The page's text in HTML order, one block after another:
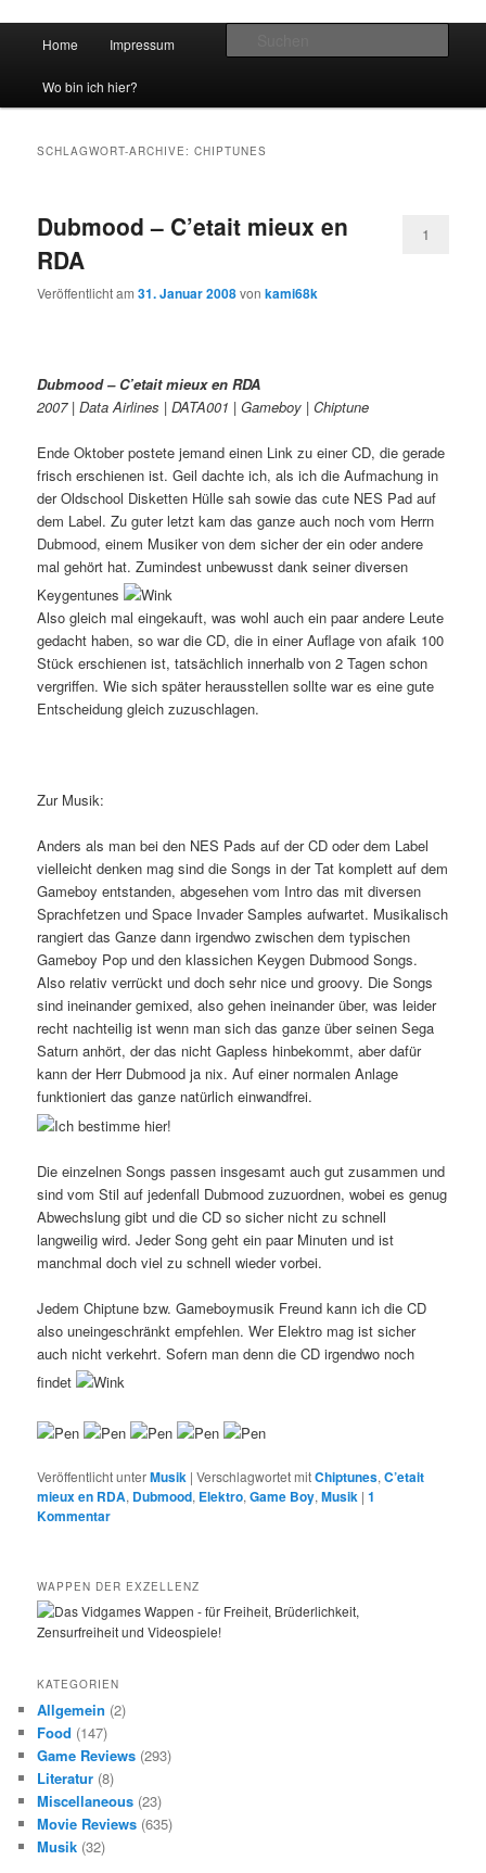
vidgames.de
Zum Inhalt wechseln
Zum sekundären Inhalt wechseln
Home Impressum
Wo bin ich hier?
SCHLAGWORT-ARCHIVE:CHIPTUNES
Dubmood – C’etait mieux en
RDA
Veröffentlicht am31. Januar 2008vonkami68k
1
Dubmood – C’etait mieux en RDA
2007 | Data Airlines | DATA001 | Gameboy | Chiptune
Ende Oktober postete jemand einen Link zu einer CD, die gerade
frisch erschienen ist. Geil dachte ich, als ich die Aufmachung in
der Oldschool Disketten Hülle sah sowie das cute NES Pad auf
dem Label. Zu guter letzt kam das ganze auch noch vom Herrn
Dubmood, einem Musiker von dem sicher der ein oder andere
mal gehört hat. Zumindest unbewusst dank seiner diversen
Keygentunes
Also gleich mal eingekauft, was wohl auch ein paar andere Leute
gedacht haben, so war die CD, die in einer Auflage von afaik 100
Stück erschienen ist, tatsächlich innerhalb von 2 Tagen schon
vergriffen. Wie sich später herausstellen sollte war es eine gute
Entscheidung gleich zuzuschlagen.
Zur Musik:
Anders als man bei den NES Pads auf der CD oder dem Label
vielleicht denken mag sind die Songs in der Tat komplett auf dem
Gameboy entstanden, abgesehen vom Intro das mit diversen
Sprachfetzen und Space Invader Samples aufwartet. Musikalisch
rangiert das Ganze dann irgendwo zwischen dem typischen
Gameboy Pop und den klassichen Keygen Dubmood Songs.
Also relativ verrückt und doch sehr nice und groovy. Die Songs
sind ineinander gemixed, also gehen ineinander über, was leider
recht nachteilig ist wenn man sich das ganze über seinen Sega
Saturn anhört, der das nicht Gapless hinbekommt, aber dafür
kann der Herr Dubmood ja nix. Auf einer normalen Anlage
funktioniert das ganze natürlich einwandfrei.
Die einzelnen Songs passen insgesamt auch gut zusammen und
sind vom Stil auf jedenfall Dubmood zuzuordnen, wobei es genug
Abwechslung gibt und die CD so sicher nicht zu schnell
langweilig wird. Jeder Song geht ein paar Minuten und ist
manchmal doch viel zu schnell wieder vorbei.
Jedem Chiptune bzw. Gameboymusik Freund kann ich die CD
also uneingeschränkt empfehlen. Wer Elektro mag ist sicher
auch nicht verkehrt. Sofern man denn die CD irgendwo noch
findet
Veröffentlicht unterMusik |Verschlagwortet mitChiptunes,C’etait
mieux en RDA, Dubmood, Elektro,Game Boy,Musik |1
Kommentar
WAPPEN DER EXZELLENZ
KATEGORIEN
Allgemein (2)
Food (147)
Game Reviews (293)
Literatur (8)
Miscellaneous (23)
Movie Reviews (635)
Musik (32)